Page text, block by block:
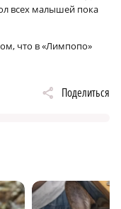
всех малышей пока
что в «Лимпопо»
Поделиться